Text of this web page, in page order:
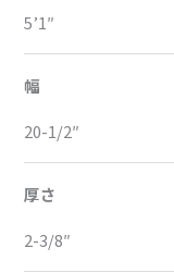
5’1″
幅
20-1/2″
厚さ
2-3/8″